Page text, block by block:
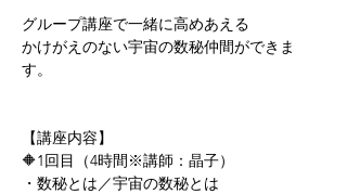
グループ講座で一緒に高めあえる
かけがえのない宇宙の数秘仲間ができま
す。
【講座内容】
🔶1回目（4時間※講師：晶子）
・数秘とは／宇宙の数秘とは